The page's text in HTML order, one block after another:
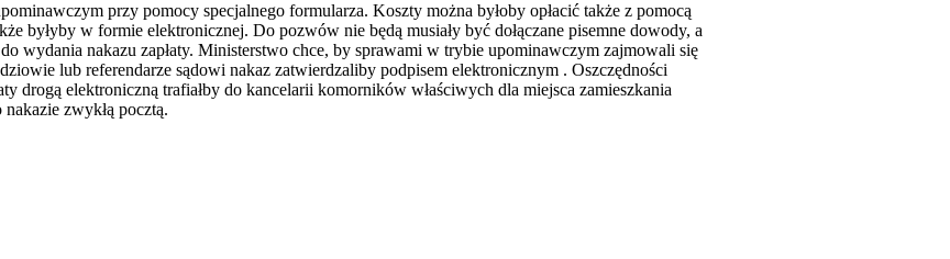
przy pomocy specjalnego formularza. Koszty można byłoby opłacić także z pomocą
byłyby w formie elektronicznej. Do pozwów nie będą musiały być dołączane pisemne dowody, a
wydania nakazu zapłaty. Ministerstwo chce, by sprawami w trybie upominawczym zajmowali się
lub referendarze sądowi nakaz zatwierdzaliby podpisem elektronicznym . Oszczędności
drogą elektroniczną trafiałby do kancelarii komorników właściwych dla miejsca zamieszkania
zwykłą pocztą.